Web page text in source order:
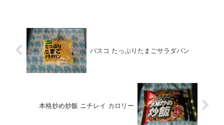
パスコ たっぷりたまごサラダパン
本格炒め炒飯 ニチレイ カロリー